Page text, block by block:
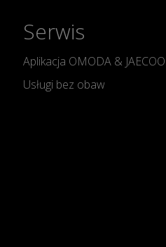
Serwis
Aplikacja OMODA & JAECOO
Usługi bez obaw